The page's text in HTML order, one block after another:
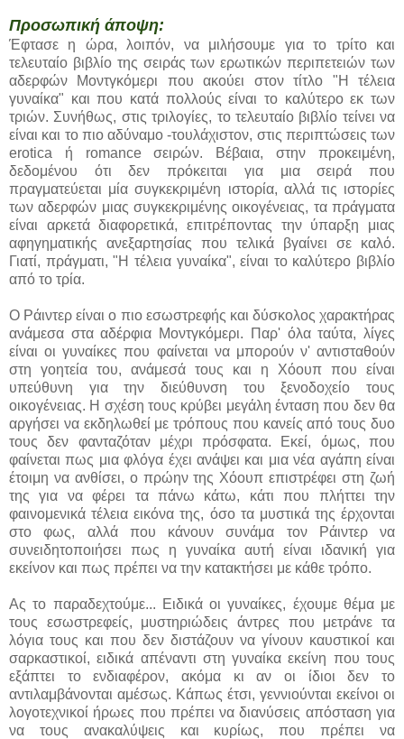
Προσωπική άποψη:
Έφτασε η ώρα, λοιπόν, να μιλήσουμε για το τρίτο και
τελευταίο βιβλίο της σειράς των ερωτικών περιπετειών των
αδερφών Μοντγκόμερι που ακούει στον τίτλο "Η τέλεια
γυναίκα" και που κατά πολλούς είναι το καλύτερο εκ των
τριών. Συνήθως, στις τριλογίες, το τελευταίο βιβλίο τείνει να
είναι και το πιο αδύναμο -τουλάχιστον, στις περιπτώσεις των
erotica ή romance σειρών. Βέβαια, στην προκειμένη,
δεδομένου ότι δεν πρόκειται για μια σειρά που
πραγματεύεται μία συγκεκριμένη ιστορία, αλλά τις ιστορίες
των αδερφών μιας συγκεκριμένης οικογένειας, τα πράγματα
είναι αρκετά διαφορετικά, επιτρέποντας την ύπαρξη μιας
αφηγηματικής ανεξαρτησίας που τελικά βγαίνει σε καλό.
Γιατί, πράγματι, "Η τέλεια γυναίκα", είναι το καλύτερο βιβλίο
από το τρία.
Ο Ράιντερ είναι ο πιο εσωστρεφής και δύσκολος χαρακτήρας
ανάμεσα στα αδέρφια Μοντγκόμερι. Παρ' όλα ταύτα, λίγες
είναι οι γυναίκες που φαίνεται να μπορούν ν' αντισταθούν
στη γοητεία του, ανάμεσά τους και η Χόουπ που είναι
υπεύθυνη για την διεύθυνση του ξενοδοχείο τους
οικογένειας. Η σχέση τους κρύβει μεγάλη ένταση που δεν θα
αργήσει να εκδηλωθεί με τρόπους που κανείς από τους δυο
τους δεν φανταζόταν μέχρι πρόσφατα. Εκεί, όμως, που
φαίνεται πως μια φλόγα έχει ανάψει και μια νέα αγάπη είναι
έτοιμη να ανθίσει, ο πρώην της Χόουπ επιστρέφει στη ζωή
της για να φέρει τα πάνω κάτω, κάτι που πλήττει την
φαινομενικά τέλεια εικόνα της, όσο τα μυστικά της έρχονται
στο φως, αλλά που κάνουν συνάμα τον Ράιντερ να
συνειδητοποιήσει πως η γυναίκα αυτή είναι ιδανική για
εκείνον και πως πρέπει να την κατακτήσει με κάθε τρόπο.
Ας το παραδεχτούμε... Ειδικά οι γυναίκες, έχουμε θέμα με
τους εσωστρεφείς, μυστηριώδεις άντρες που μετράνε τα
λόγια τους και που δεν διστάζουν να γίνουν καυστικοί και
σαρκαστικοί, ειδικά απέναντι στη γυναίκα εκείνη που τους
εξάπτει το ενδιαφέρον, ακόμα κι αν οι ίδιοι δεν το
αντιλαμβάνονται αμέσως. Κάπως έτσι, γεννιούνται εκείνοι οι
λογοτεχνικοί ήρωες που πρέπει να διανύσεις απόσταση για
να τους ανακαλύψεις και κυρίως, που πρέπει να